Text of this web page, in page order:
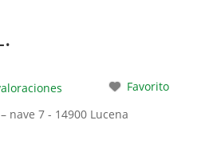
Favorito
nave 7 - 14900 Lucena